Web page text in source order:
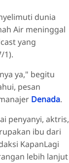
dunia
Air meninggal
yang
1).
ya," begitu
pesan
Denada.
penyanyi, aktris,
ibu dari
KapanLagi
lebih lanjut